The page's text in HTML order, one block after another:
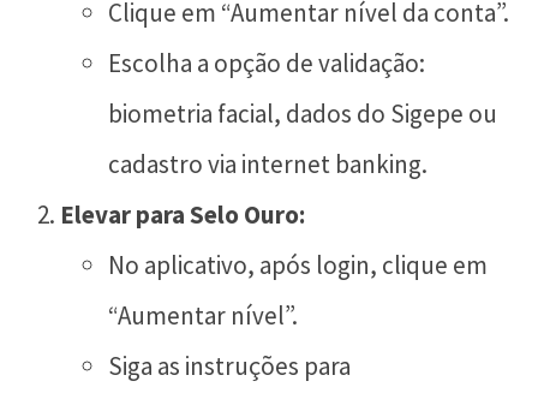
Clique em “Aumentar nível da conta”.
Escolha a opção de validação:
biometria facial, dados do Sigepe ou
cadastro via internet banking.
Elevar para Selo Ouro:
No aplicativo, após login, clique em
“Aumentar nível”.
Siga as instruções para